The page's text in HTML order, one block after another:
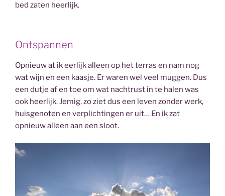
bed zaten heerlijk.
Ontspannen
Opnieuw at ik eerlijk alleen op het terras en nam nog
wat wijn en een kaasje. Er waren wel veel muggen. Dus
een dutje af en toe om wat nachtrust in te halen was
ook heerlijk. Jemig, zo ziet dus een leven zonder werk,
huisgenoten en verplichtingen er uit… En ik zat
opnieuw alleen aan een sloot.